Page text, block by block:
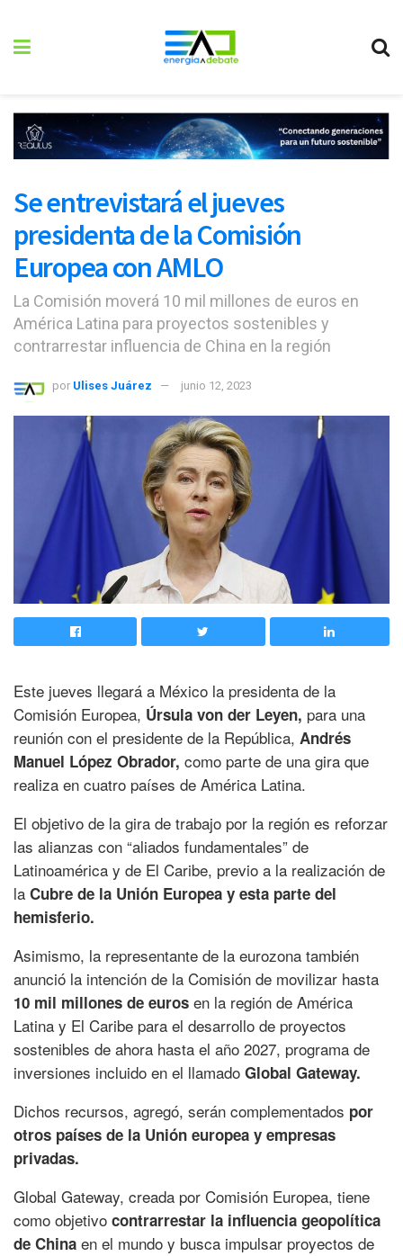
Se entrevistará el jueves
presidenta de la Comisión
Europea con AMLO
La Comisión moverá 10 mil millones de euros en
América Latina para proyectos sostenibles y
contrarrestar influencia de China en la región
por Ulises Juárez junio 12, 2023
Este jueves llegará a México la presidenta de la
Comisión Europea, Úrsula von der Leyen, para una
reunión con el presidente de la República, Andrés
Manuel López Obrador, como parte de una gira que
realiza en cuatro países de América Latina.
El objetivo de la gira de trabajo por la región es reforzar
las alianzas con “aliados fundamentales” de
Latinoamérica y de El Caribe, previo a la realización de
la Cubre de la Unión Europea y esta parte del
hemisferio.
Asimismo, la representante de la eurozona también
anunció la intención de la Comisión de movilizar hasta
10 mil millones de euros en la región de América
Latina y El Caribe para el desarrollo de proyectos
sostenibles de ahora hasta el año 2027, programa de
inversiones incluido en el llamado Global Gateway.
Dichos recursos, agregó, serán complementados por
otros países de la Unión europea y empresas
privadas.
Global Gateway, creada por Comisión Europea, tiene
como objetivo contrarrestar la influencia geopolítica
de China en el mundo y busca impulsar proyectos de